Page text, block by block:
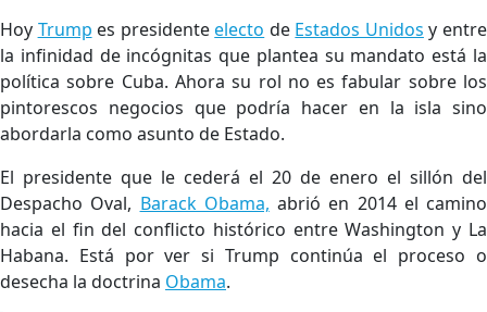
Hoy Trump es presidenteelecto de Estados Unidos y entre
la infinidad de incógnitas que plantea su mandato está la
política sobre Cuba. Ahora su rol no es fabular sobre los
pintorescos negocios que podría hacer en la isla sino
abordarla como asunto de Estado.
El presidente que le cederá el 20 de enero el sillón del
Despacho Oval, Barack Obama, abrió en 2014 el camino
hacia el fin del conflicto histórico entre Washington y La
Habana. Está por ver si Trump continúa el proceso o
desecha la doctrina Obama.